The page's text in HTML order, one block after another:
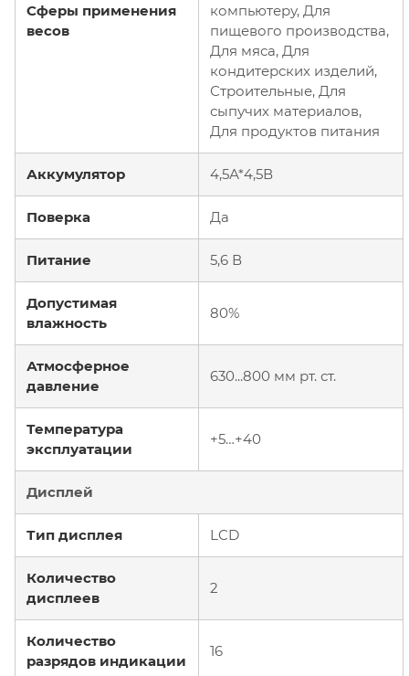
Сферы применения
весов
компьютеру, Для
пищевого производства,
Для мяса, Для
кондитерских изделий,
Строительные, Для
сыпучих материалов,
Для продуктов питания
Аккумулятор 4,5А*4,5В
Поверка Да
Питание 5,6 В
Допустимая
влажность
80%
Атмосферное
давление
630...800 мм рт. ст.
Температура
эксплуатации
+5…+40
Дисплей
Тип дисплея LCD
Количество
дисплеев
2
Количество
разрядов индикации
16